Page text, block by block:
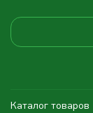
Каталог товаров